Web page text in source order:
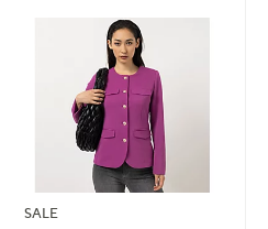
SALE